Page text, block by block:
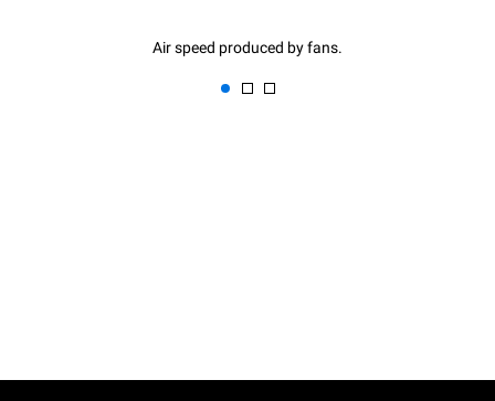
Air speed produced by fans.